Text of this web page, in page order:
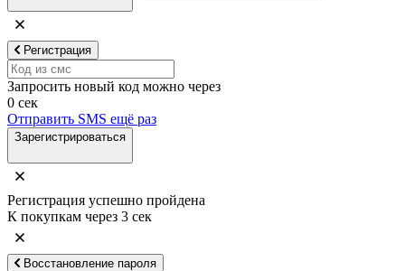
Регистрация
Запросить новый код можно через
0 сек
Отправить SMS ещё раз
Зарегистрироваться
Регистрация успешно пройдена
К покупкам через 3 сек
Восстановление пароля